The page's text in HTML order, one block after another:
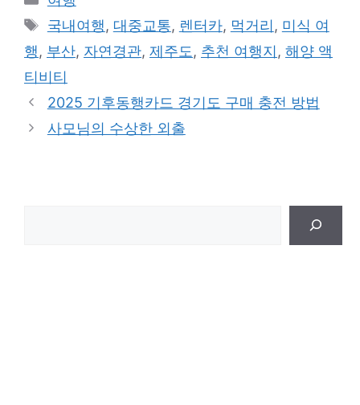
테
리
태
그
국내여행, 대중교통, 렌터카, 먹거리, 미식 여
행, 부산, 자연경관, 제주도 , 추천 여행지, 해양 액
티비티
2025 기후동행카드 경기도 구매 충전 방법
사모님의 수상한 외출